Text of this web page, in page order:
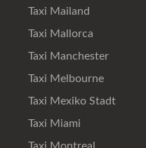
Taxi Mailand
Taxi Mallorca
Taxi Manchester
Taxi Melbourne
Taxi Mexiko Stadt
Taxi Miami